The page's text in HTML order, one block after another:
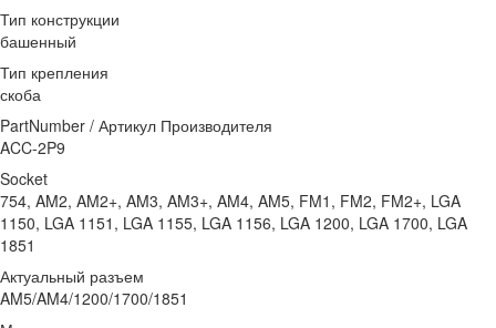
Тип конструкции
башенный
Тип крепления
скоба
PartNumber / Артикул Производителя
ACC-2P9
Socket
754, AM2, AM2+, AM3, AM3+, AM4, AM5, FM1, FM2, FM2+, LGA
1150, LGA 1151, LGA 1155, LGA 1156, LGA 1200, LGA 1700, LGA
1851
Актуальный разъем
AM5/AM4/1200/1700/1851